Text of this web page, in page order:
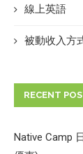
線上英語
被動收入方
RECENT
Native Camp